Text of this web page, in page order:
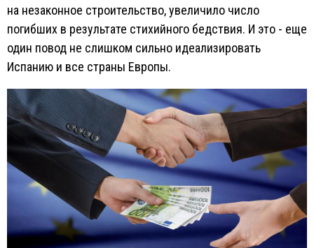
на незаконное строительство, увеличило число
погибших в результате стихийного бедствия. И это - еще
один повод не слишком сильно идеализировать
Испанию и все страны Европы.